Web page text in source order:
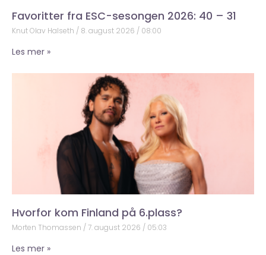
Favoritter fra ESC-sesongen 2026: 40 – 31
Knut Olav Halseth 8. august 2026 08:00
Les mer »
Hvorfor kom Finland på 6.plass?
Morten Thomassen 7. august 2026 05:03
Les mer »